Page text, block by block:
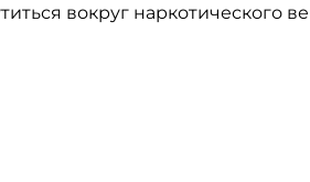
вокруг наркотического